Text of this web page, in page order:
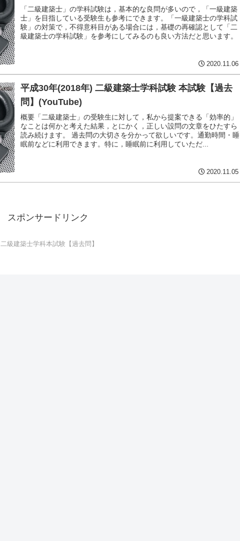
「二級建築士」の学科試験は，基本的な良問が多いので，「一級建築
士」を目指している受験生も参考にできます。「一級建築士の学科試
験」の対策で，不得意科目がある場合には，基礎の再確認として「二
級建築士の学科試験」を参考にしてみるのも良い方法だと思います。
2020.11.06
平成30年(2018年) 二級建築士学科試験 本試験【過去
問】(YouTube)
概要「二級建築士」の受験生に対して，私から提案できる「効率的」
なことは何かと考えた結果，とにかく，正しい設問の文章をひたすら
読み続けます。 過去問の大切さを分かって欲しいです。通勤時間・睡
眠前などに利用できます。特に，睡眠前に利用していただ...
2020.11.05
スポンサードリンク
二級建築士学科本試験【過去問】